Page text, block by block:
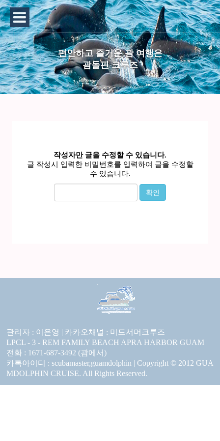
편안하고 즐거운 괌 여행은
괌돌핀 크루즈
작성자만 글을 수정할 수 있습니다.
글 작성시 입력한 비밀번호를 입력하여 글을 수정할
수 있습니다.
관리자 : 이은영 | 카카오채널 : 미드서머크루즈
LPCL - 3 - REM FAMILY BEACH APRA HARBOR GUAM |
전화 : 1671-687-3492 (괌에서)
카톡아이디 : scubamaster,guamdolphin | Copyright © 2012 GUA
MDOLPHIN CRUISE. All Rights Reserved.